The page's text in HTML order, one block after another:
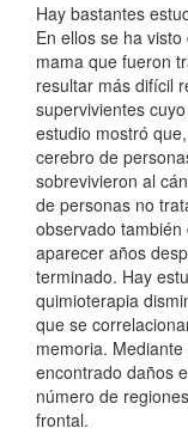
Hay bastantes
En ellos se ha
mama que fueron
resultar más difícil
supervivientes
estudio mostró
cerebro de
sobrevivieron al
de personas no
observado
aparecer años
terminado. Hay
quimioterapia
que se
memoria.
encontrado daños
número de
frontal.